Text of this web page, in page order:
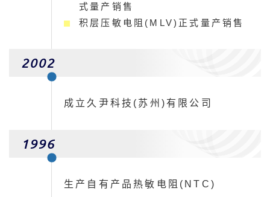
式量产销售
积层压敏电阻(MLV)正式量产销售
2002
成立久尹科技(苏州)有限公司
1996
生产自有产品热敏电阻(NTC)